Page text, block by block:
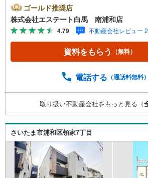
ください。◆10:00～21:00はお電話
ムーズです。●令和8年6月新規リフ
屋根裏収納付き●南東向き【Yahoo！
対象店舗です】 当店で物件を成約
をプレゼント！◆エステート白馬
談サポート社外のファイナンシャ
は半年の設備修理サービスが無料で
ご提案可能4.見学時、建築士同行サ
ォーム費用をお伝えするなどの無料
もしっかりサポートCSサポート室
しっかりサポートします
ゴールド推奨店
株式会社エステート白馬 南浦和店
4.79 不動産会社レビュー
資料をもらう （無料）
電話する （通話料無料）
取り扱い不動産会社をもっと見る（
さいたま市浦和区領家7丁目